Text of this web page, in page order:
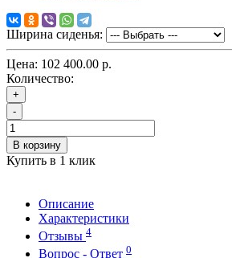
Ширина сиденья:
Цена: 102 400.00 р.
Количество:
+
-
В корзину
Купить в 1 клик
Описание
Характеристики
Отзывы 4
Вопрос - Ответ 0